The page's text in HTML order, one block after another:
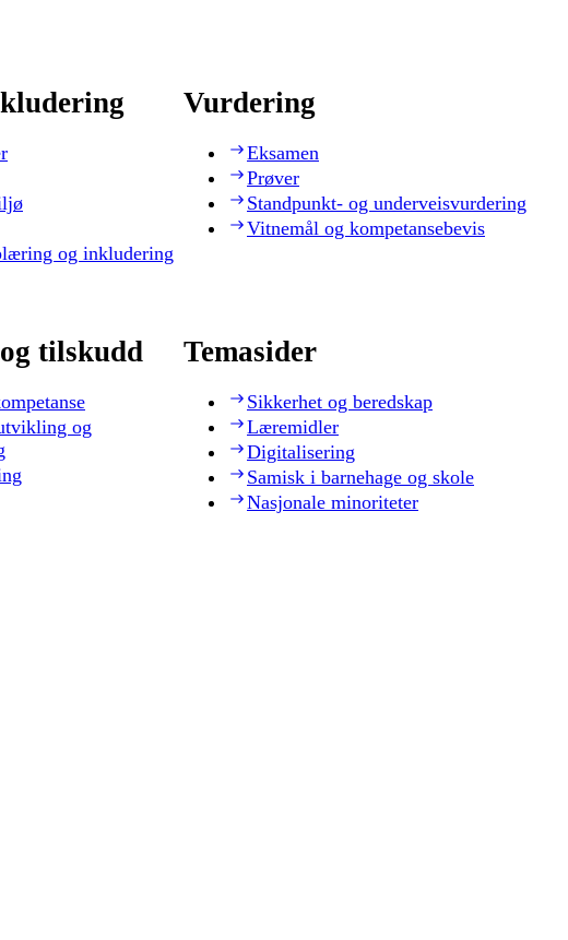
og inkludering
Vurdering
Eksamen
Prøver
Standpunkt- og underveisvurdering
Vitnemål og kompetansebevis
tilskudd
og
Temasider
Sikkerhet og beredskap
Læremidler
Digitalisering
Samisk i barnehage og skole
Nasjonale minoriteter